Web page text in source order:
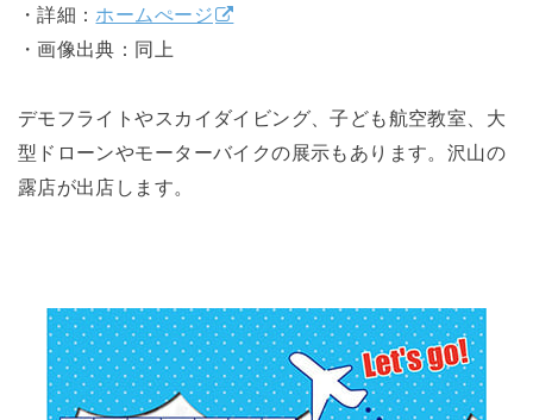
・詳細： ホームぺージ
・画像出典：同上
デモフライトやスカイダイビング、子ども航空教室、大
型ドローンやモーターバイクの展示もあります。沢山の
露店が出店します。